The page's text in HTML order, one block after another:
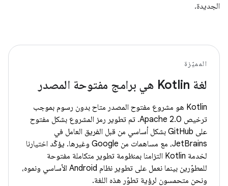
الجديدة.
المميّزة
لغة Kotlin هي برامج مفتوحة المصدر
Kotlin هو مشروع مفتوح المصدر متاح بدون رسوم بموجب
ترخيص Apache 2.0. تم تطوير رمز المشروع بشكل مفتوح
على GitHub بشكل أساسي من قبل الفريق العامل في
JetBrains، مع مساهمات من Google وغيرها. يؤكّد اختيارنا
لخدمة Kotlin التزامنا بمنظومة تطوير متكاملة مفتوحة
للمطوّرين بينما نعمل على تطوير نظام Android الأساسي ونموه،
ونحن متحمسون لرؤية تطوّر هذه اللغة.